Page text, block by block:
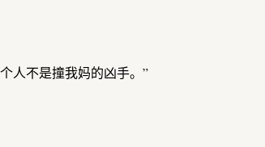
人不是撞我妈的凶手。”